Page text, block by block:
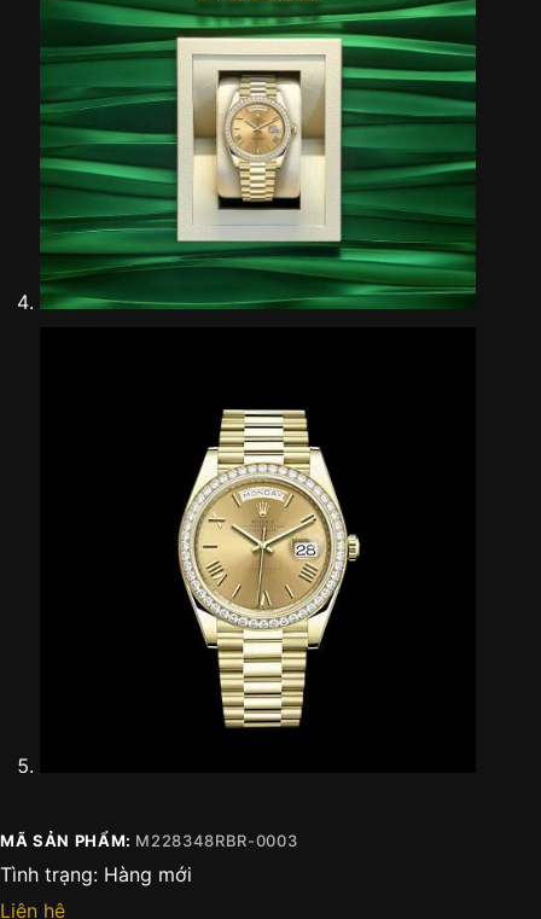
MÃ SẢN PHẨM: M228348RBR-0003
Tình trạng: Hàng mới
Liên hệ